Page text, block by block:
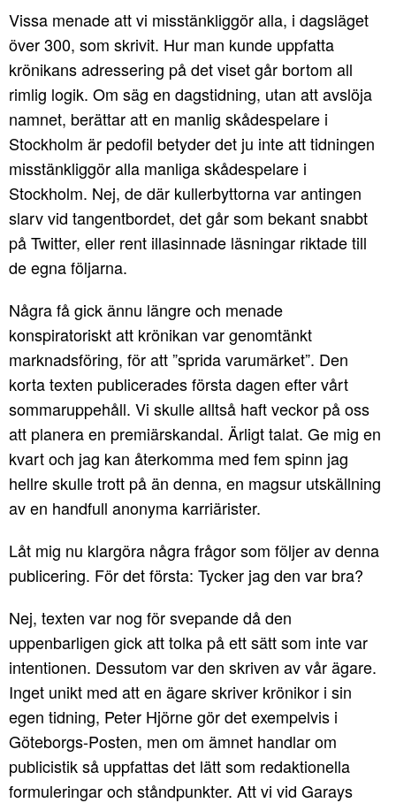
Vissa menade att vi misstänkliggör alla, i dagsläget
över 300, som skrivit. Hur man kunde uppfatta
krönikans adressering på det viset går bortom all
rimlig logik. Om säg en dagstidning, utan att avslöja
namnet, berättar att en manlig skådespelare i
Stockholm är pedofil betyder det ju inte att tidningen
misstänkliggör alla manliga skådespelare i
Stockholm. Nej, de där kullerbyttorna var antingen
slarv vid tangentbordet, det går som bekant snabbt
på Twitter, eller rent illasinnade läsningar riktade till
de egna följarna.
Några få gick ännu längre och menade
konspiratoriskt att krönikan var genomtänkt
marknadsföring, för att ”sprida varumärket”. Den
korta texten publicerades första dagen efter vårt
sommaruppehåll. Vi skulle alltså haft veckor på oss
att planera en premiärskandal. Ärligt talat. Ge mig en
kvart och jag kan återkomma med fem spinn jag
hellre skulle trott på än denna, en magsur utskällning
av en handfull anonyma karriärister.
Låt mig nu klargöra några frågor som följer av denna
publicering. För det första: Tycker jag den var bra?
Nej, texten var nog för svepande då den
uppenbarligen gick att tolka på ett sätt som inte var
intentionen. Dessutom var den skriven av vår ägare.
Inget unikt med att en ägare skriver krönikor i sin
egen tidning, Peter Hjörne gör det exempelvis i
Göteborgs-Posten, men om ämnet handlar om
publicistik så uppfattas det lätt som redaktionella
formuleringar och ståndpunkter. Att vi vid Garays